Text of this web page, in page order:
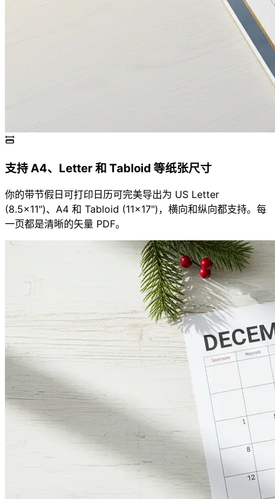
支持 A4、Letter 和 Tabloid 等纸张尺寸
你的带节假日可打印日历可完美导出为 US Letter
(8.5×11")、A4 和 Tabloid (11×17")，横向和纵向都支持。每
一页都是清晰的矢量 PDF。